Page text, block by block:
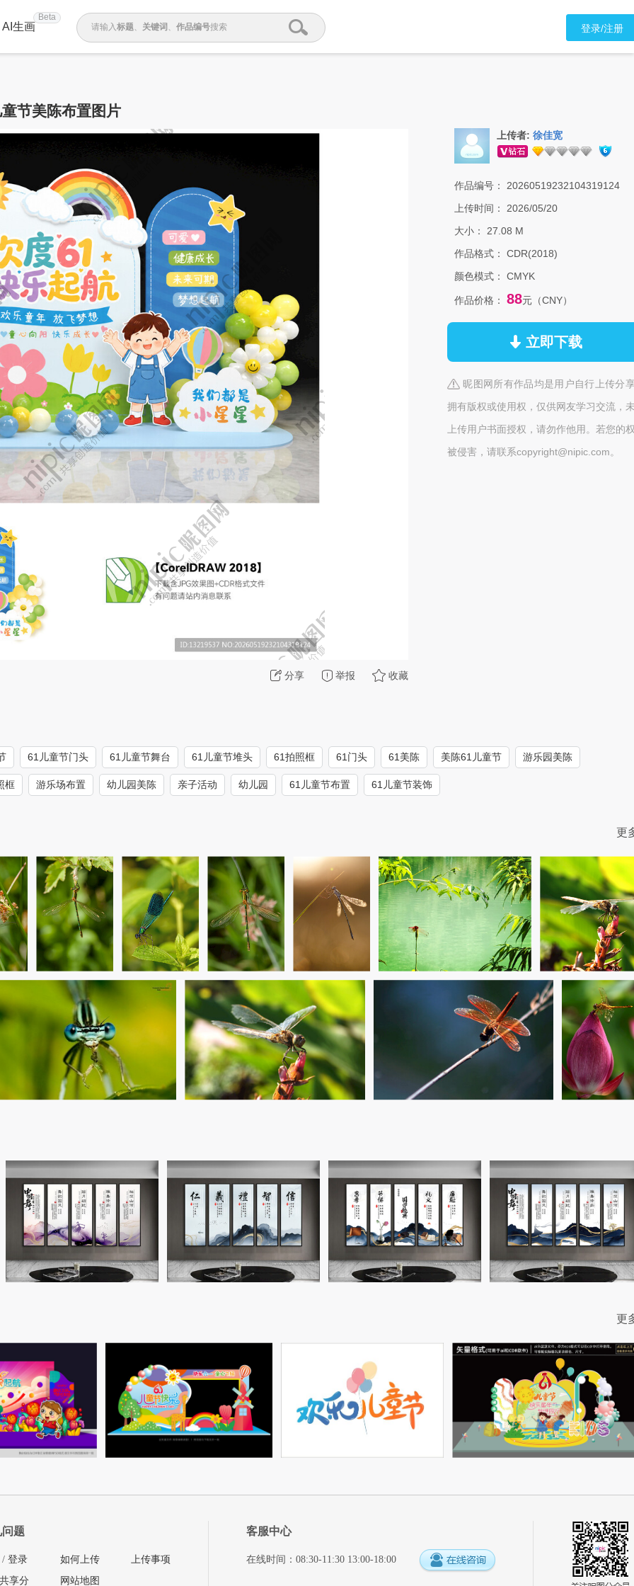
AI生画
Beta
请输入标题、 关键词 、 作品编号搜索 登录/注册
节美陈布置图片
分享 举报 收藏
上传者: 徐佳宽
作品编号：
20260519232104319124
上传时间：
2026/05/20
大小：
27.08 M
作品格式：
CDR(2018)
颜色模式：
CMYK
作品价格： 88元（CNY）
立即下载
昵图网所有作品均是用户自行上传分
拥有版权或使用权，仅供网友学习交流，
上传用户书面授权，请勿作他用。若您的
被侵害，请联系copyright@nipic.com。
61儿童节门头 61儿童节舞台 61儿童节堆头 61拍照框 61门头 61美陈 美陈61儿童节 游乐园美陈
框 游乐场布置 幼儿园美陈 亲子活动 幼儿园 61儿童节布置 61儿童节装饰
更
更
题
/ 登录
享分
如何上传
网站地图
上传事项
客服中心
在线时间：08:30-11:30 13:00-18:00